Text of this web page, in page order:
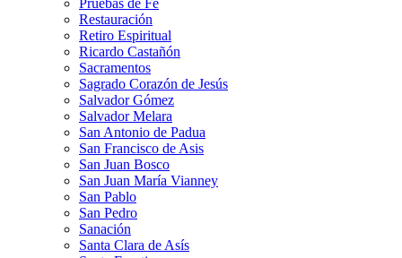
Pruebas de Fe
Restauración
Retiro Espiritual
Ricardo Castañón
Sacramentos
Sagrado Corazón de Jesús
Salvador Gómez
Salvador Melara
San Antonio de Padua
San Francisco de Asis
San Juan Bosco
San Juan María Vianney
San Pablo
San Pedro
Sanación
Santa Clara de Asís